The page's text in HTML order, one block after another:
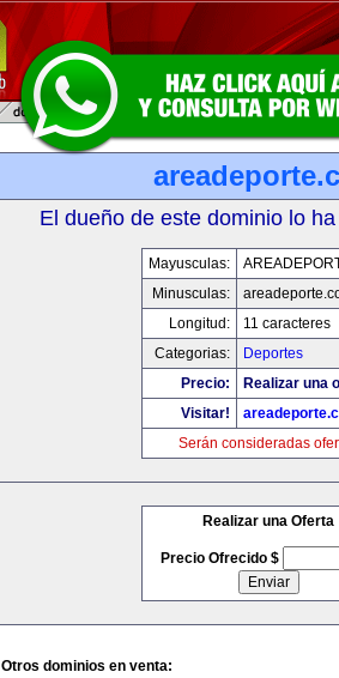
El dueño de este dominio lo
Mayusculas:
Minusculas:
Longitud:
11 caracteres
Categorias:
Deportes
Precio:
Realizar una
Visitar!
Serán consideradas
Realizar una Oferta
Precio Ofrecido $
Otros dominios en venta: